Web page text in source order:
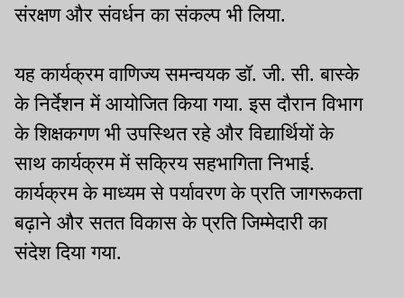
संरक्षण और संवर्धन का संकल्प भी लिया.
यह कार्यक्रम वाणिज्य समन्वयक डॉ. जी. सी. बास्के
के निर्देशन में आयोजित किया गया. इस दौरान विभाग
के शिक्षकगण भी उपस्थित रहे और विद्यार्थियों के
साथ कार्यक्रम में सक्रिय सहभागिता निभाई.
कार्यक्रम के माध्यम से पर्यावरण के प्रति जागरूकता
बढ़ाने और सतत विकास के प्रति जिम्मेदारी का
संदेश दिया गया.